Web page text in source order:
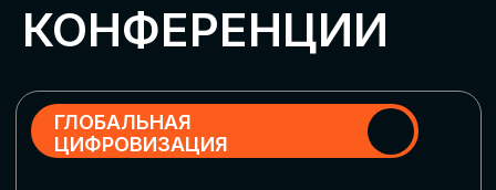
Обменяемся опытом, какие ИИ-решения
в маркетинге и продажах наиболее
рекламными кампаниями показывают
наибольшую эффективность